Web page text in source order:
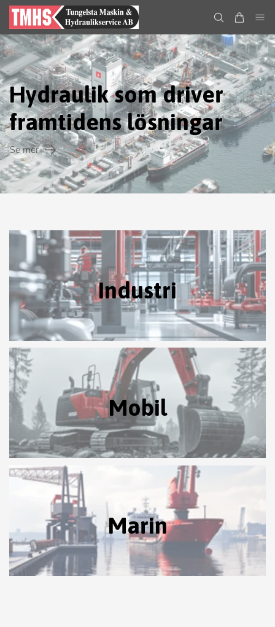
Hydraulik som driver
framtidens lösningar
Se mer
Industri
Mobil
Marin